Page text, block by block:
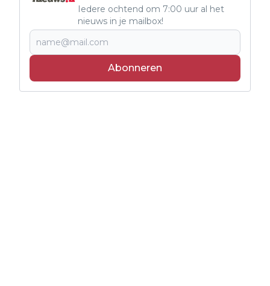
Iedere ochtend om 7:00 uur al het
nieuws in je mailbox!
Abonneren